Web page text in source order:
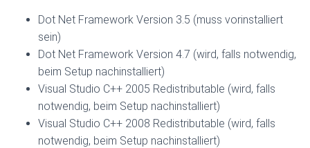
Dot Net Framework Version 3.5 (muss vorinstalliert
sein)
Dot Net Framework Version 4.7 (wird, falls notwendig,
beim Setup nachinstalliert)
Visual Studio C++ 2005 Redistributable (wird, falls
notwendig, beim Setup nachinstalliert)
Visual Studio C++ 2008 Redistributable (wird, falls
notwendig, beim Setup nachinstalliert)